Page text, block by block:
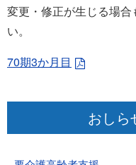
変更・修正が生じる場
い。
70期3か月目
おしら